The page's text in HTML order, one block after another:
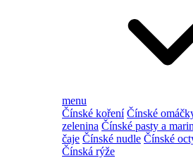
menu
Čínské koření Čínské
zelenina Čínské pasty a
čaje Čínské nudle Čínské
Čínská rýže